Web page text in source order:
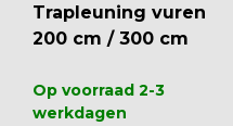
Trapleuning vuren
200 cm / 300 cm
Op voorraad 2-3
werkdagen